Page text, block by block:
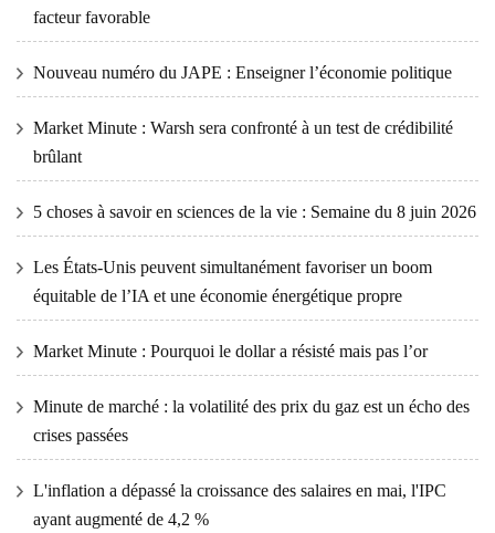
facteur favorable
Nouveau numéro du JAPE : Enseigner l’économie politique
Market Minute : Warsh sera confronté à un test de crédibilité
brûlant
5 choses à savoir en sciences de la vie : Semaine du 8 juin 2026
Les États-Unis peuvent simultanément favoriser un boom
équitable de l’IA et une économie énergétique propre
Market Minute : Pourquoi le dollar a résisté mais pas l’or
Minute de marché : la volatilité des prix du gaz est un écho des
crises passées
L'inflation a dépassé la croissance des salaires en mai, l'IPC
ayant augmenté de 4,2 %